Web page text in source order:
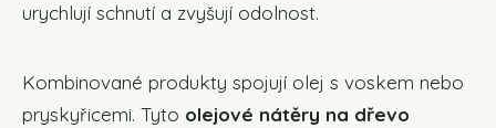
urychlují schnutí a zvyšují odolnost.
Kombinované produkty spojují olej s voskem nebo
pryskyřicemi. Tyto olejové nátěry na dřevo